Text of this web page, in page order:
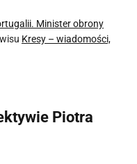
Minister obrony
Kresy – wiadomości,
Piotra